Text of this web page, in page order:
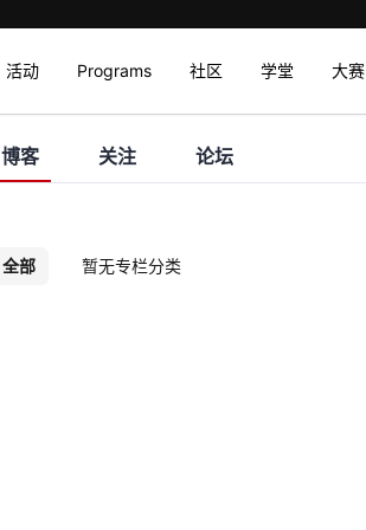
活动 Programs 社区 学堂 大赛
博客 关注 论坛
全部 暂无专栏分类